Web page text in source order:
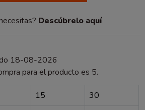
Descúbrelo aquí
18-08-2026
para el producto es 5.
15
30